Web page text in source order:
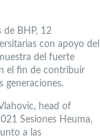
de BHP, 12
con apoyo del
del fuerte
el fin de contribuir
generaciones.
head of
Sesiones Heuma,
a las